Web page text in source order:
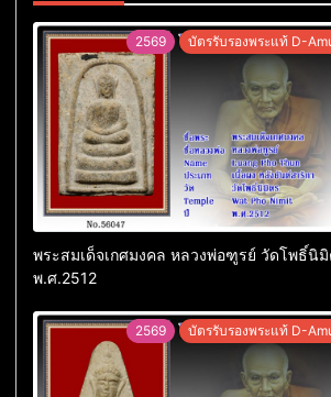
2569 บัตรรับรองพระแท้ D-
พระสมเด็จเกศมงคล หลวงพ่อฑูรย์ วัดโพธิ์นิ
พ.ศ.2512
2569 บัตรรับรองพระแท้ D-